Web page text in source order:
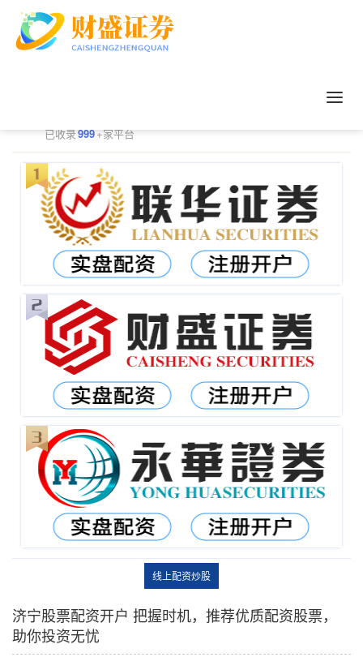
已收录999+家平台
线上配资炒股
济宁股票配资开户 把握时机，推荐优质配资股票，
助你投资无忧